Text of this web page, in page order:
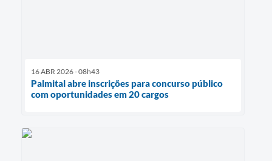
16 ABR 2026 - 08h43
Palmital abre inscrições para concurso público
com oportunidades em 20 cargos